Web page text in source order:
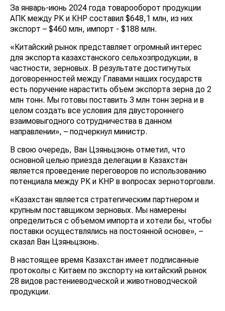
За январь-июнь 2024 года товарооборот продукции
АПК между РК и КНР составил $648,1 млн, из них
экспорт – $460 млн, импорт - $188 млн.
«Китайский рынок представляет огромный интерес
для экспорта казахстанского сельхозпродукции, в
частности, зерновых. В результате достигнутых
договоренностей между Главами наших государств
есть поручение нарастить объем экспорта зерна до 2
млн тонн. Мы готовы поставить 3 млн тонн зерна и в
целом создать все условия для двустороннего
взаимовыгодного сотрудничества в данном
направлении», – подчеркнул министр.
В свою очередь, Ван Цзяньцзюнь отметил, что
основной целью приезда делегации в Казахстан
является проведение переговоров по использованию
потенциала между РК и КНР в вопросах зерноторговли.
«Казахстан является стратегическим партнером и
крупным поставщиком зерновых. Мы намерены
определиться с объемом импорта и хотели бы, чтобы
поставки осуществлялись на постоянной основе», –
сказал Ван Цзяньцзюнь.
В настоящее время Казахстан имеет подписанные
протоколы с Китаем по экспорту на китайский рынок
28 видов растениеводческой и животноводческой
продукции.